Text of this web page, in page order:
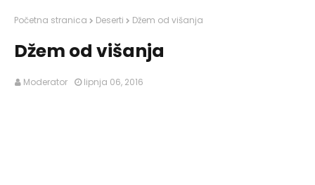
Početna stranica Deserti Džem od višanja
Džem od višanja
Moderator lipnja 06, 2016